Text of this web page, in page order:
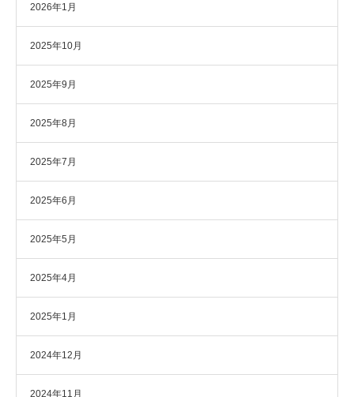
2026年1月
2025年10月
2025年9月
2025年8月
2025年7月
2025年6月
2025年5月
2025年4月
2025年1月
2024年12月
2024年11月